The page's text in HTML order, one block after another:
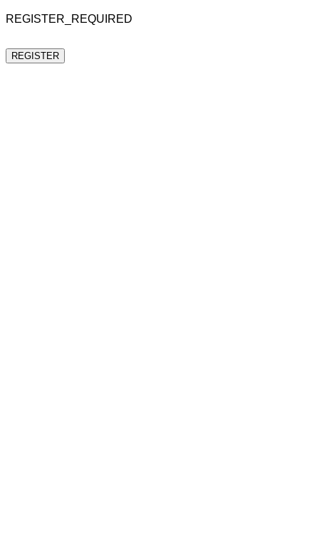
REGISTER_REQUIRED
REGISTER